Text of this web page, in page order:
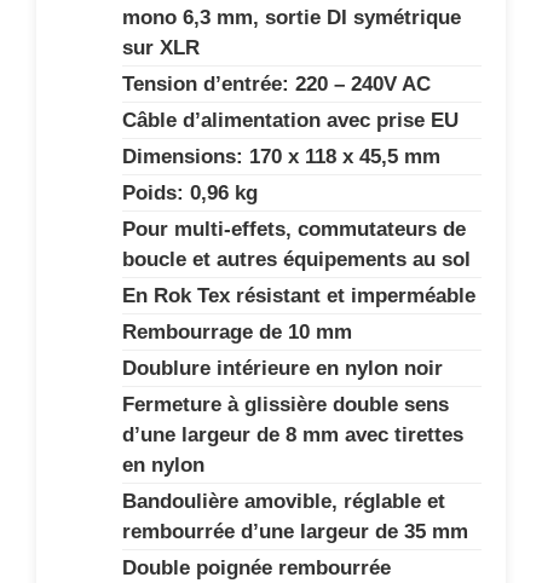
mono 6,3 mm, sortie DI symétrique
sur XLR
Tension d’entrée: 220 – 240V AC
Câble d’alimentation avec prise EU
Dimensions: 170 x 118 x 45,5 mm
Poids: 0,96 kg
Pour multi-effets, commutateurs de
boucle et autres équipements au sol
En Rok Tex résistant et imperméable
Rembourrage de 10 mm
Doublure intérieure en nylon noir
Fermeture à glissière double sens
d’une largeur de 8 mm avec tirettes
en nylon
Bandoulière amovible, réglable et
rembourrée d’une largeur de 35 mm
Double poignée rembourrée